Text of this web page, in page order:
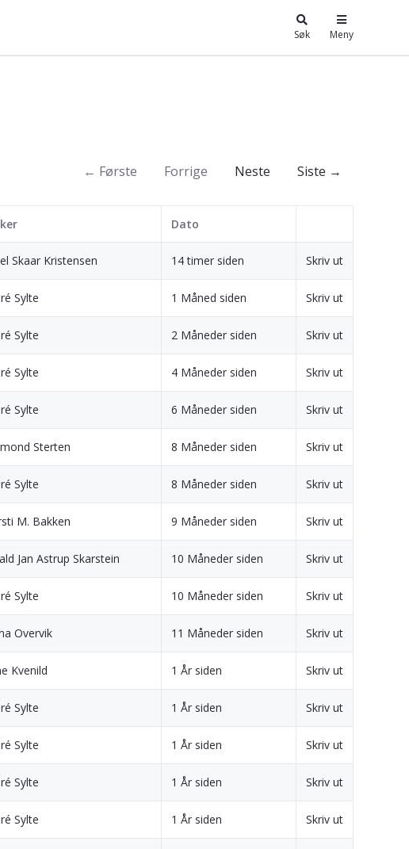
Søk Meny
← Første Forrige Neste Siste →
Dato
Skaar Kristensen 14 timer siden Skriv ut
Sylte 1 Måned siden Skriv ut
Sylte 2 Måneder siden Skriv ut
Sylte 4 Måneder siden Skriv ut
Sylte 6 Måneder siden Skriv ut
Sterten 8 Måneder siden Skriv ut
Sylte 8 Måneder siden Skriv ut
M. Bakken 9 Måneder siden Skriv ut
Jan Astrup Skarstein 10 Måneder siden Skriv ut
Sylte 10 Måneder siden Skriv ut
Overvik 11 Måneder siden Skriv ut
Kvenild 1 År siden Skriv ut
Sylte 1 År siden Skriv ut
Sylte 1 År siden Skriv ut
Sylte 1 År siden Skriv ut
Sylte 1 År siden Skriv ut